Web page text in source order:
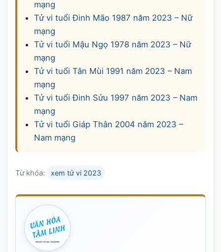
mạng
Tử vi tuổi Đinh Mão 1987 năm 2023 – Nữ
mạng
Tử vi tuổi Mậu Ngọ 1978 năm 2023 – Nữ
mạng
Tử vi tuổi Tân Mùi 1991 năm 2023 – Nam
mạng
Tử vi tuổi Đinh Sửu 1997 năm 2023 – Nam
mạng
Tử vi tuổi Giáp Thân 2004 năm 2023 –
Nam mạng
Từ khóa: xem tử vi 2023